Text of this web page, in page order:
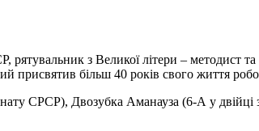
рятувальник з Великої літери – методист
присвятив більш 40 років свого життя
СРСР), Двозубка Аманауза (6-А у